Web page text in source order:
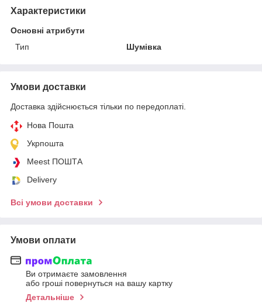
Характеристики
Основні атрибути
Тип
Шумівка
Умови доставки
Доставка здійснюється тільки по передоплаті.
Нова Пошта
Укрпошта
Meest ПОШТА
Delivery
Всі умови доставки
Умови оплати
Ви отримаєте замовлення
або гроші повернуться на вашу картку
Детальніше